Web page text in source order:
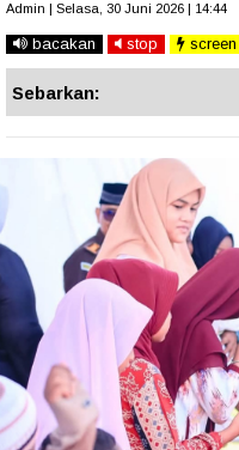
Admin | Selasa, 30 Juni 2026 | 14:44
bacakan stop screen
Sebarkan: